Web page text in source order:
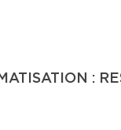
: